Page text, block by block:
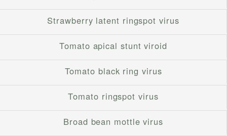
Strawberry latent ringspot virus
Tomato apical stunt viroid
Tomato black ring virus
Tomato ringspot virus
Broad bean mottle virus